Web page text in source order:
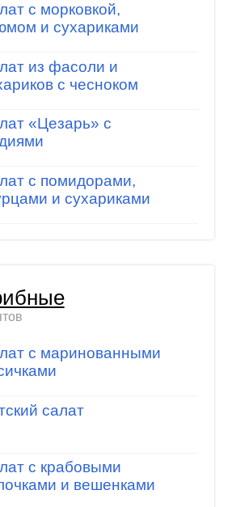
с морковкой,
и сухариками
из фасоли и
с чесноком
«Цезарь» с
с помидорами,
и сухариками
с маринованными
салат
с крабовыми
и вешенками